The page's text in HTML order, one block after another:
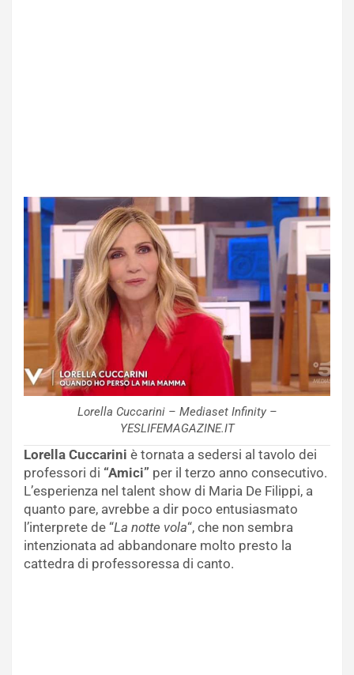
Lorella Cuccarini – Mediaset Infinity –
YESLIFEMAGAZINE.IT
Lorella Cuccarini è tornata a sedersi al tavolo dei
professori di “Amici” per il terzo anno consecutivo.
L’esperienza nel talent show di Maria De Filippi, a
quanto pare, avrebbe a dir poco entusiasmato
l’interprete de “La notte vola“, che non sembra
intenzionata ad abbandonare molto presto la
cattedra di professoressa di canto.